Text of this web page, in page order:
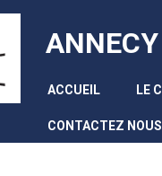
ACCUEIL LE
CONTACTEZ NOUS